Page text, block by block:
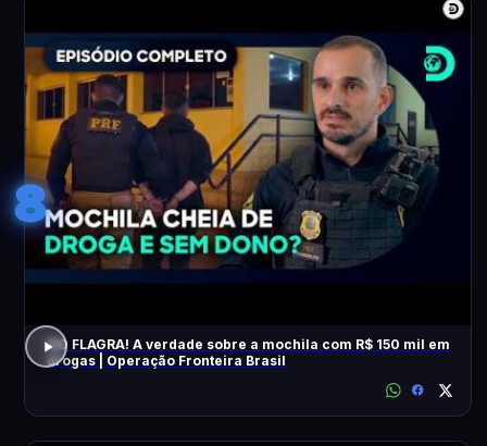
8
NO FLAGRA! A verdade sobre a mochila com R$ 150 mil em
drogas | Operação Fronteira Brasil